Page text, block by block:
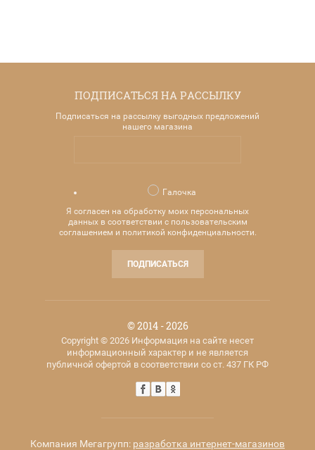
ПОДПИСАТЬСЯ НА РАССЫЛКУ
Подписаться на рассылку выгодных предложений
нашего магазина
Галочка
Я согласен на обработку моих персональных
данных в соответствии с пользовательским
соглашением и политикой конфиденциальности.
ПОДПИСАТЬСЯ
© 2014 - 2026
Copyright © 2026 Информация на сайте несет
информационный характер и не является
публичной офертой в соответствии со ст. 437 ГК РФ
Компания Мегагрупп: разработка интернет-магазинов